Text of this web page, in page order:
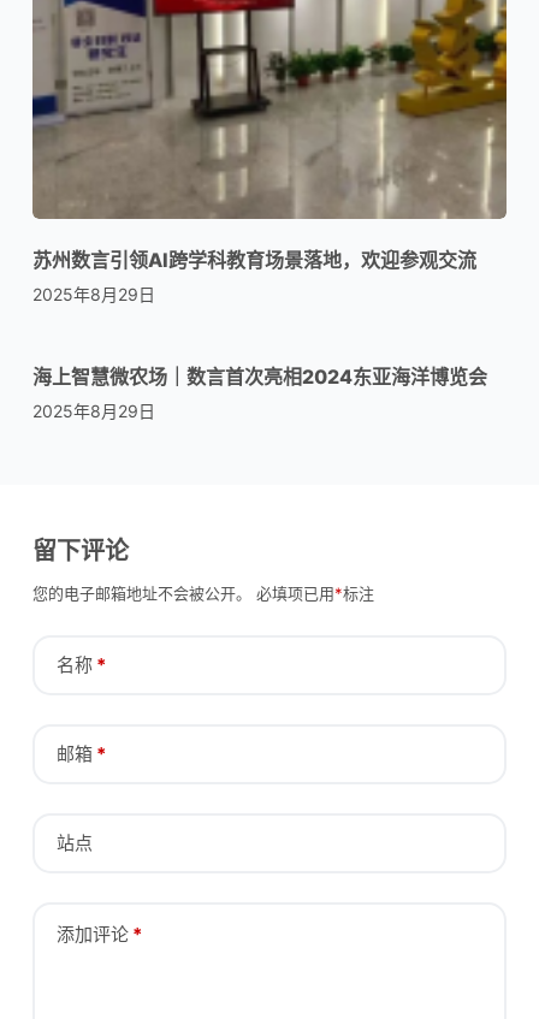
苏州数言引领AI跨学科教育场景落地，欢迎参观交流
2025年8月29日
海上智慧微农场｜数言首次亮相2024东亚海洋博览会
2025年8月29日
留下评论
您的电子邮箱地址不会被公开。 必填项已用*标注
名称*
邮箱*
站点
添加评论*